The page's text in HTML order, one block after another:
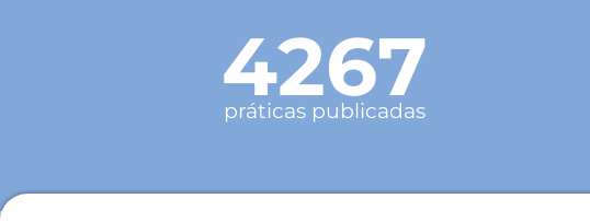
4267
práticas publicadas